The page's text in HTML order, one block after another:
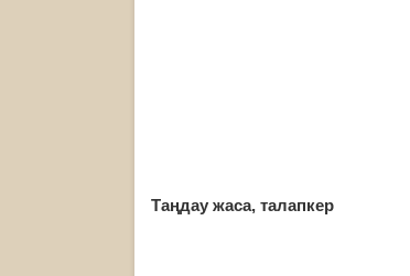
Таңдау жаса, талапкер